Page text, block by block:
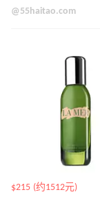
@55haitao.com
$215 (约1512元)